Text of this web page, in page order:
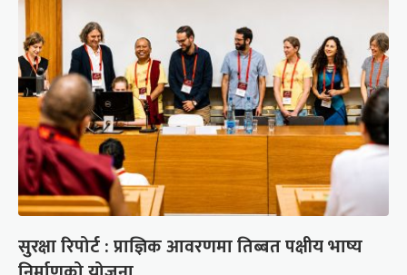
सुरक्षा रिपोर्ट : प्राज्ञिक आवरणमा तिब्बत पक्षीय भाष्य